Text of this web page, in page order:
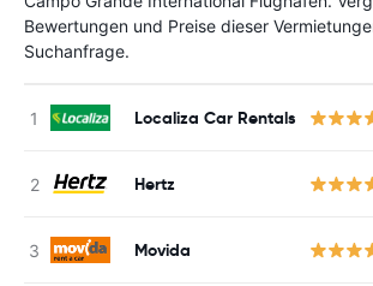
Bewertungen und Preise dieser
Suchanfrage.
Localiza Car Rentals
Hertz
Movida